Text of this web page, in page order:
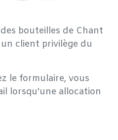
bouteilles de Chant
client privilège du
le formulaire, vous
lorsqu'une allocation